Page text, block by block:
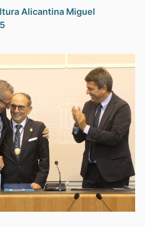
Alicantina Miguel